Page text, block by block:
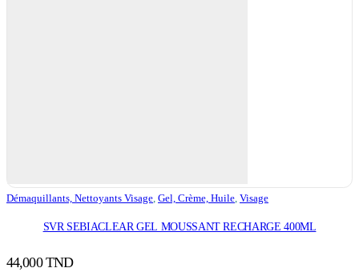
Démaquillants, Nettoyants Visage, Gel, Crème, Huile, Visage
SVR SEBIACLEAR GEL MOUSSANT RECHARGE 400ML
44,000TND